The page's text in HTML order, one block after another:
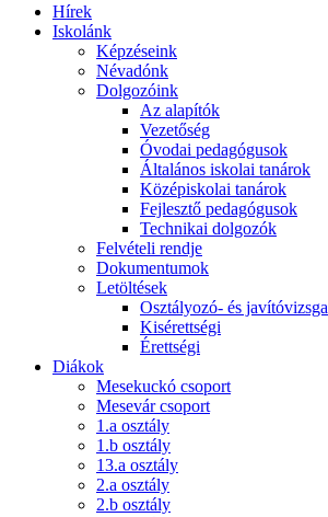
Hírek
Iskolánk
Képzéseink
Névadónk
Dolgozóink
Az alapítók
Vezetőség
Óvodai pedagógusok
Általános iskolai tanárok
Középiskolai tanárok
Fejlesztő pedagógusok
Technikai dolgozók
Felvételi rendje
Dokumentumok
Letöltések
Osztályozó- és javítóvizsga
Kisérettségi
Érettségi
Diákok
Mesekuckó csoport
Mesevár csoport
1.a osztály
1.b osztály
13.a osztály
2.a osztály
2.b osztály